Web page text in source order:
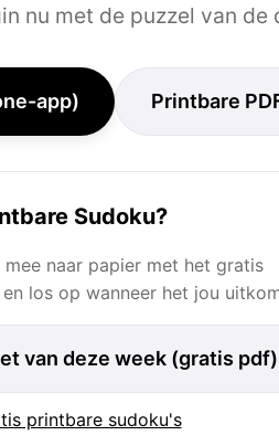
nu met de puzzel van de
app) Printbare
Sudoku?
naar papier met het gratis
los op wanneer het jou
van deze week (gratis pdf)
printbare sudoku's